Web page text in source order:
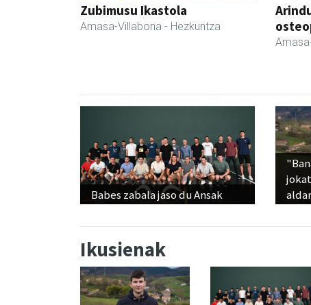
Zubimusu Ikastola
Amasa-Villabona - Hezkuntza
Babes zabala jaso du Ansak
Ikusienak